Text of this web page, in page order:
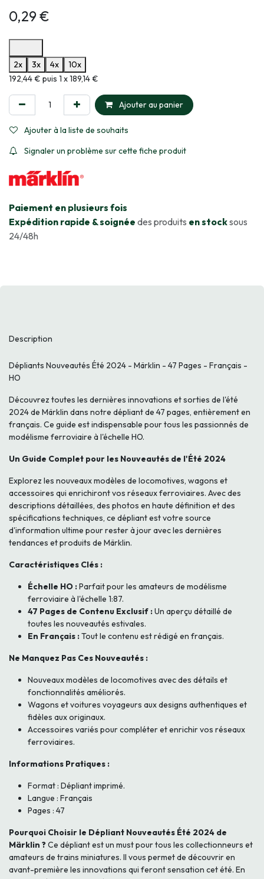
0,29€
2x
3x 4x
10x
Informations sur le plan de paiement sélectionné
192,44 € puis 1 x 189,14 €
Ajouter au panier
Ajouter à la liste de souhaits
Signaler un problème sur cette fiche produit
​Paiement en plusieurs fois
Expédition rapide & soignée des produits en stocksous
24/48h
Description
Dépliants Nouveautés Été 2024 - Märklin - 47 Pages - Français -
HO
Découvrez toutes les dernières innovations et sorties de l'été
2024 de Märklin dans notre dépliant de 47 pages, entièrement en
français. Ce guide est indispensable pour tous les passionnés de
modélisme ferroviaire à l'échelle HO.
Un Guide Complet pour les Nouveautés de l'Été 2024
Explorez les nouveaux modèles de locomotives, wagons et
accessoires qui enrichiront vos réseaux ferroviaires. Avec des
descriptions détaillées, des photos en haute définition et des
spécifications techniques, ce dépliant est votre source
d'information ultime pour rester à jour avec les dernières
tendances et produits de Märklin.
Caractéristiques Clés :
Échelle HO :Parfait pour les amateurs de modélisme
ferroviaire à l'échelle 1:87.
47 Pages de Contenu Exclusif :Un aperçu détaillé de
toutes les nouveautés estivales.
En Français :Tout le contenu est rédigé en français.
Ne Manquez Pas Ces Nouveautés :
Nouveaux modèles de locomotives avec des détails et
fonctionnalités améliorés.
Wagons et voitures voyageurs aux designs authentiques et
fidèles aux originaux.
Accessoires variés pour compléter et enrichir vos réseaux
ferroviaires.
Informations Pratiques :
Format : Dépliant imprimé.
Langue : Français
Pages : 47
Pourquoi Choisir le Dépliant Nouveautés Été 2024 de
Märklin ?Ce dépliant est un must pour tous les collectionneurs et
amateurs de trains miniatures. Il vous permet de découvrir en
avant-première les innovations qui feront sensation cet été. En